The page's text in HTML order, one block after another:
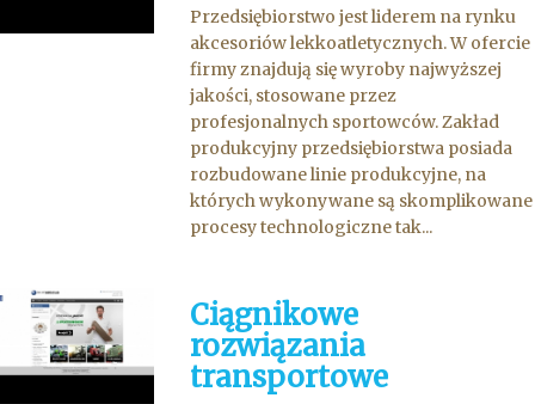
Przedsiębiorstwo jest liderem na rynku
akcesoriów lekkoatletycznych. W ofercie
firmy znajdują się wyroby najwyższej
jakości, stosowane przez
profesjonalnych sportowców. Zakład
produkcyjny przedsiębiorstwa posiada
rozbudowane linie produkcyjne, na
których wykonywane są skomplikowane
procesy technologiczne tak...
Ciągnikowe
rozwiązania
transportowe